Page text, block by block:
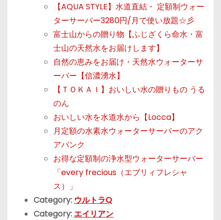
【AQUA STYLE】水道直結・ 定額制ウォー
ターサーバー3280円/月で使い放題☆彡
富士山からの贈り物【ふじざくら命水・富
士山の天然水をお届けします】
自然の恵みをお届け・天然水ウォーターサ
ーバー【信濃湧水】
【ＴＯＫＡＩ】おいしい水の贈りもの うる
のん
おいしい水を水道水から【Locca】
月定額の水素水ウォーターサーバーのアク
アバンク
お得な定額制の浄水型ウォーターサーバー
「every frecious（エブリィフレシャ
ス）」
Category: ウルトラQ
Category: エイリアン